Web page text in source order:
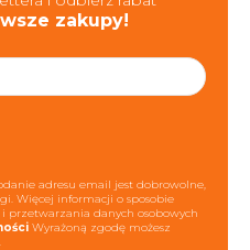
zakupy!
adresu email jest dobrowolne,
Więcej informacji o sposobie
przetwarzania danych osobowych
Wyrażoną zgodę możesz